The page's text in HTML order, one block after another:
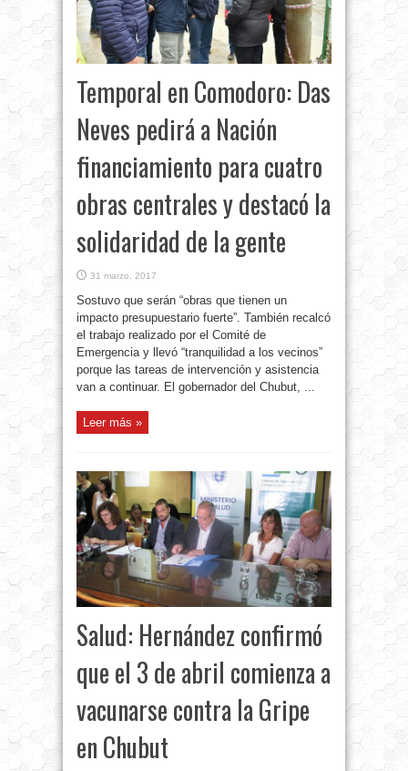
Temporal en Comodoro: Das
Neves pedirá a Nación
financiamiento para cuatro
obras centrales y destacó la
solidaridad de la gente
31 marzo, 2017
Sostuvo que serán “obras que tienen un
impacto presupuestario fuerte”. También recalcó
el trabajo realizado por el Comité de
Emergencia y llevó “tranquilidad a los vecinos”
porque las tareas de intervención y asistencia
van a continuar. El gobernador del Chubut, ...
Leer más »
Salud: Hernández confirmó
que el 3 de abril comienza a
vacunarse contra la Gripe
en Chubut